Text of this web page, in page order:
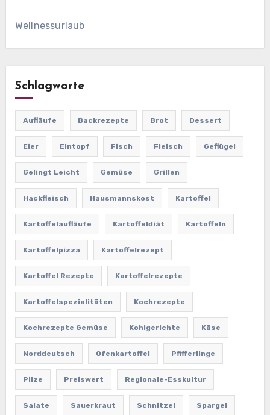
Wellnessurlaub
Schlagworte
Aufläufe Backrezepte Brot Dessert
Eier Eintopf Fisch Fleisch Geflügel
Gelingt Leicht Gemüse Grillen
Hackfleisch Hausmannskost Kartoffel
Kartoffelaufläufe Kartoffeldiät Kartoffeln
Kartoffelpizza Kartoffelrezept
Kartoffel Rezepte Kartoffelrezepte
Kartoffelspezialitäten Kochrezepte
Kochrezepte Gemüse Kohlgerichte Käse
Norddeutsch Ofenkartoffel Pfifferlinge
Pilze Preiswert Regionale-Esskultur
Salate Sauerkraut Schnitzel Spargel